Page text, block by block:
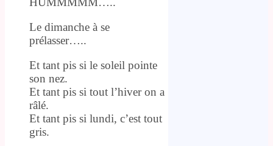
Le dimanche à se
prélasser…..
Et tant pis si le soleil pointe
son nez.
Et tant pis si tout l’hiver on a
râlé.
Et tant pis si lundi, c’est tout
gris.